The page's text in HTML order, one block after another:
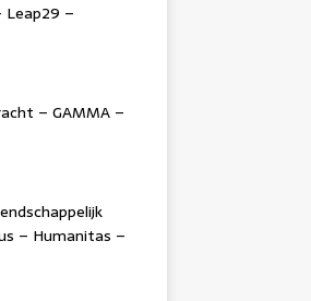
Leap29 –
– GAMMA –
– Humanitas –